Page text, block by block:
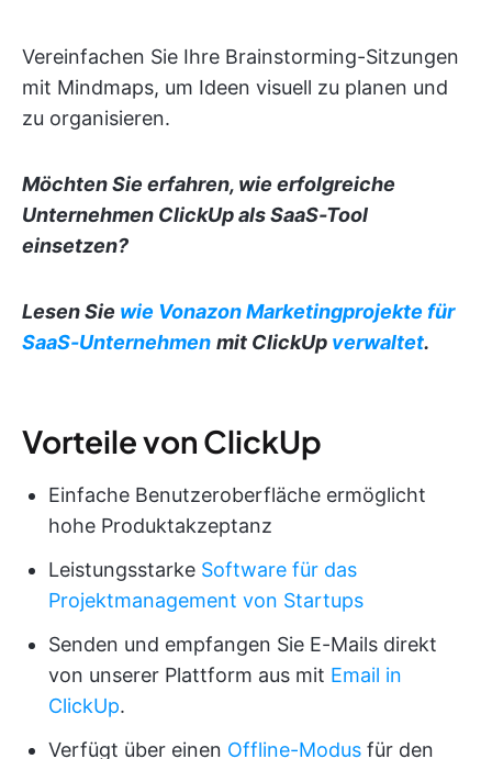
Vereinfachen Sie Ihre Brainstorming-Sitzungen
mit Mindmaps, um Ideen visuell zu planen und
zu organisieren.
Möchten Sie erfahren, wie erfolgreiche
Unternehmen ClickUp alsSaaS-Tool
einsetzen?
Lesen Sie wie Vonazon Marketingprojekte für
SaaS-Unternehmen mit ClickUp verwaltet.
Vorteile von ClickUp
Einfache Benutzeroberfläche ermöglicht
hohe Produktakzeptanz
Leistungsstarke Software für das
Projektmanagement von Startups
Senden und empfangen Sie E-Mails direkt
von unserer Plattform aus mit Email in
ClickUp.
Verfügt über einen Offline-Modus für den